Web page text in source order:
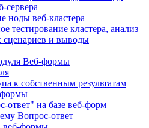
сервера
ноды веб-кластера
тестирование кластера, анализ
сценариев и выводы
Веб-формы
к собственным результатам
формы
ответ" на базе веб-форм
Вопрос-ответ